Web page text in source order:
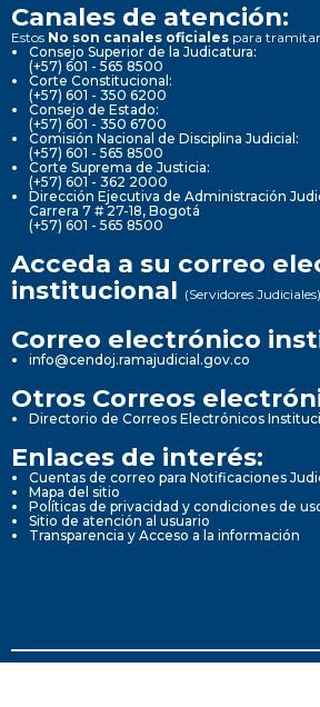
Canales de atención:
Estos No son canales oficiales para tramitar
Consejo Superior de la Judicatura:
(+57) 601 - 565 8500
Corte Constitucional:
(+57) 601 - 350 6200
Consejo de Estado:
(+57) 601 - 350 6700
Comisión Nacional de Disciplina Judicial:
(+57) 601 - 565 8500
Corte Suprema de Justicia:
(+57) 601 - 362 2000
Dirección Ejecutiva de Administración
Carrera 7 # 27-18, Bogotá
(+57) 601 - 565 8500
Acceda a su correo
institucional (Servidores Judiciales)
Correo electrónico
info@cendoj.ramajudicial.gov.co
Otros Correos
Directorio de Correos Electrónicos
Enlaces de interés:
Cuentas de correo para Notificaciones
Mapa del sitio
Políticas de privacidad y condiciones de
Sitio de atención al usuario
Transparencia y Acceso a la información